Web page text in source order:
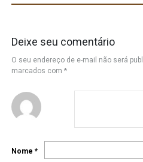
Deixe seu comentário
O seu endereço de e-mail não será
marcados com *
Nome *